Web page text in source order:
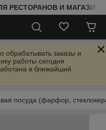
РЕСТОРАНОВ И
обрабатывать заказы и
работы сегодня
в ближайший
посуда (фарфор,